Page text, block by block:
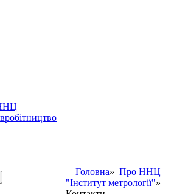
Головна» Про ННЦ
"Інститут метрології"»